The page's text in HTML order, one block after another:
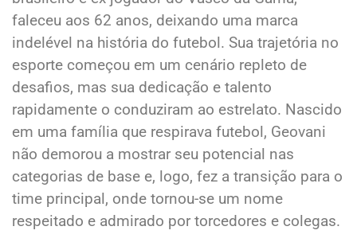
faleceu aos 62 anos, deixando uma marca
indelével na história do futebol. Sua trajetória no
esporte começou em um cenário repleto de
desafios, mas sua dedicação e talento
rapidamente o conduziram ao estrelato. Nascido
em uma família que respirava futebol, Geovani
não demorou a mostrar seu potencial nas
categorias de base e, logo, fez a transição para o
time principal, onde tornou-se um nome
respeitado e admirado por torcedores e colegas.